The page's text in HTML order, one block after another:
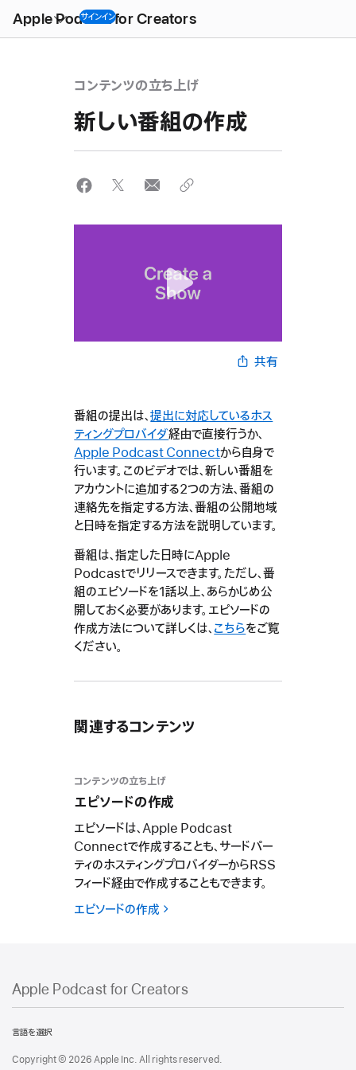
Apple Podcast for Creators
Menu
サインイン
コンテンツの立ち上げ
新しい番組の作成
共有
番組の提出は、提出に対応しているホス
ティングプロバイダ経由で直接行うか、
Apple Podcast Connectから自身で
行います。このビデオでは、新しい番組を
アカウントに追加する2つの方法、番組の
連絡先を指定する方法、番組の公開地域
と日時を指定する方法を説明しています。
番組は、指定した日時にApple
Podcastでリリースできます。ただし、番
組のエピソードを1話以上、あらかじめ公
開しておく必要があります。エピソードの
作成方法について詳しくは、 こちらをご覧
ください。
関連するコンテンツ
コンテンツの立ち上げ
エピソードの作成
エピソードは、Apple Podcast
Connectで作成することも、サードパー
ティのホスティングプロバイダーからRSS
フィード経由で作成することもできます。
エピソードの作成
Apple Podcast for Creators
Apple
Podcast
言語を選択
Copyright © 2026 Apple Inc. All rights reserved.